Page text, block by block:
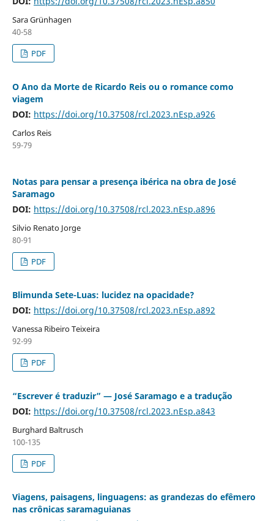
Sara Grünhagen
40-58
PDF
O Ano da Morte de Ricardo Reis ou o romance como
viagem
DOI: https://doi.org/10.37508/rcl.2023.nEsp.a926
Carlos Reis
59-79
Notas para pensar a presença ibérica na obra de José
Saramago
DOI: https://doi.org/10.37508/rcl.2023.nEsp.a896
Silvio Renato Jorge
80-91
PDF
Blimunda Sete-Luas: lucidez na opacidade?
DOI: https://doi.org/10.37508/rcl.2023.nEsp.a892
Vanessa Ribeiro Teixeira
92-99
PDF
“Escrever é traduzir” — José Saramago e a tradução
DOI: https://doi.org/10.37508/rcl.2023.nEsp.a843
Burghard Baltrusch
100-135
PDF
Viagens, paisagens, linguagens: as grandezas do efêmero
nas crônicas saramaguianas